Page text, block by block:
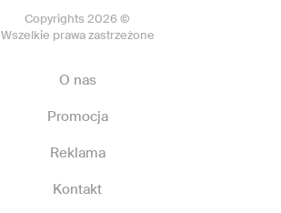
Copyrights 2026 ©
Wszelkie prawa zastrzeżone
O nas
Promocja
Reklama
Kontakt